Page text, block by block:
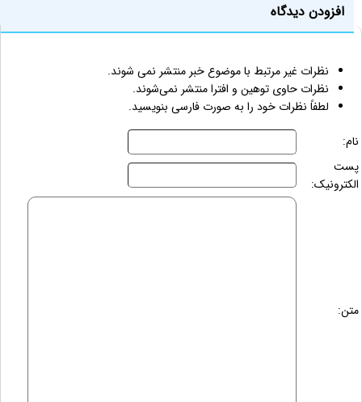
افزودن دیدگاه
نظرات غیر مرتبط با موضوع خبر منتشر نمی شوند.
نظرات حاوی توهین و افترا منتشر نمی‌شوند.
لطفاً نظرات خود را به صورت فارسی بنویسید.
نام:
پست
الکترونیک:
متن: